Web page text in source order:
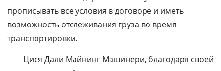
прописывать все условия в договоре и иметь
возможность отслеживания груза во время
транспортировки.
Цися Дали Майнинг Машинери, благодаря своей